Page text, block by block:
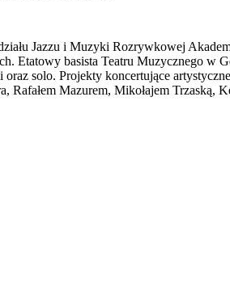
Jazzu i Muzyki Rozrywkowej
Etatowy basista Teatru Muzycznego w
solo. Projekty koncertujące
Rafałem Mazurem, Mikołajem Trzaską,